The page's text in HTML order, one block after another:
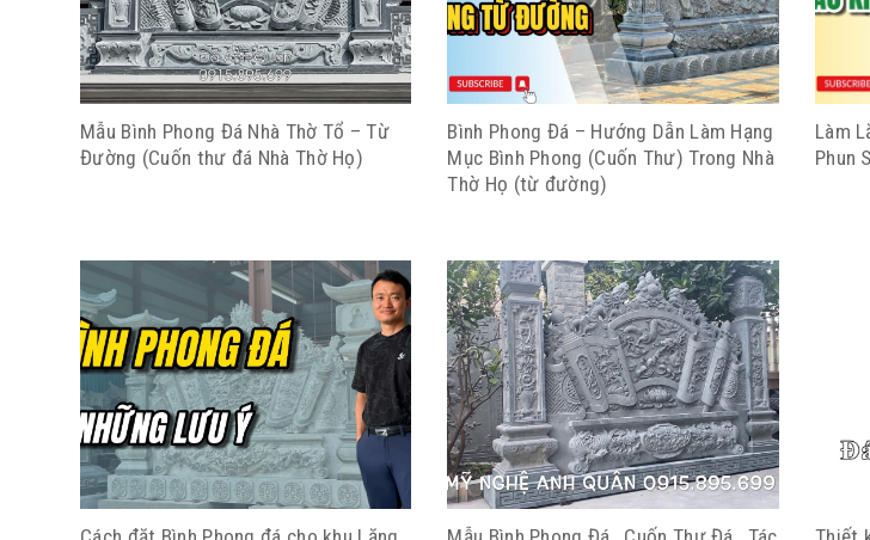
Mẫu Bình Phong Đá Nhà Thờ Tổ – Từ
Đường (Cuốn thư đá Nhà Thờ Họ)
Bình Phong Đá – Hướng Dẫn Làm Hạng
Mục Bình Phong (Cuốn Thư) Trong Nhà
Thờ Họ (từ đường)
Làm
Phun